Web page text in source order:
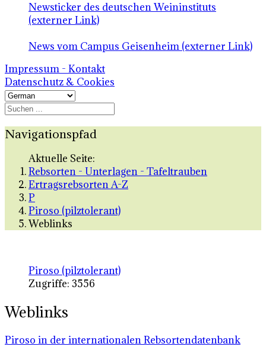
Newsticker des deutschen Weininstituts
(externer Link)
News vom Campus Geisenheim (externer Link)
Impressum - Kontakt
Datenschutz & Cookies
Navigationspfad
Aktuelle Seite:
Rebsorten - Unterlagen - Tafeltrauben
Ertragsrebsorten A-Z
P
Piroso (pilztolerant)
Weblinks
Piroso (pilztolerant)
Zugriffe: 3556
Weblinks
Piroso in der internationalen Rebsortendatenbank